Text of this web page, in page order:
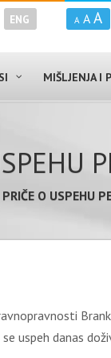
ENG A A A
MIŠLJENJA I
PRIČE O USPEHU
uspeh danas